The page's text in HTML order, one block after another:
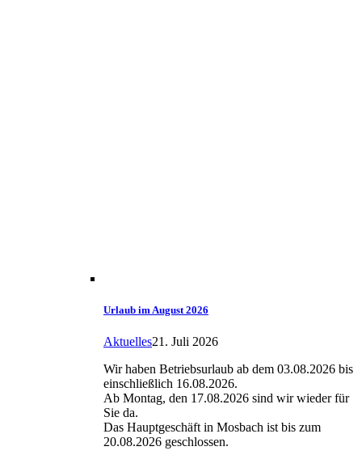
Urlaub im August 2026
Aktuelles21. Juli 2026
Wir haben Betriebsurlaub ab dem 03.08.2026 bis
einschließlich 16.08.2026.
Ab Montag, den 17.08.2026 sind wir wieder für
Sie da.
Das Hauptgeschäft in Mosbach ist bis zum
20.08.2026 geschlossen.